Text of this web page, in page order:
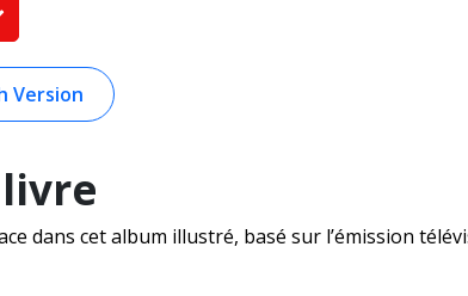
Version
dans cet album illustré, basé sur l’émission